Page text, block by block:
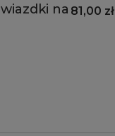
na 81,00 zł